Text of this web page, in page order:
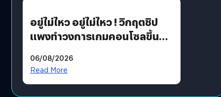
อยู่ไม่ไหว อยู่ไม่ไหว ! วิกฤตชิป
แพงทำวงการเกมคอนโซลขึ้น
?
06/08/2026
Read More